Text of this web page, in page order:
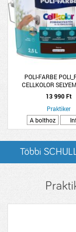
POLI-FARBE
CELLKOLOR
ZOMÁNCFESTÉK
13 990 Ft
Praktiker
A bolthoz
Többi